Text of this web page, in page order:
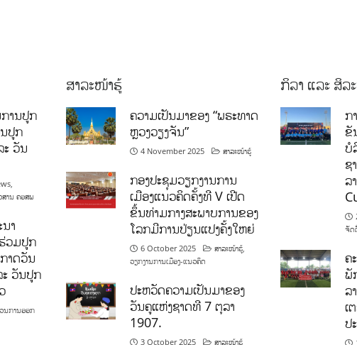
ານປູກ
ປູກ
ວັນ
,
ສານ ຄອສພ
າ
ວມປູກ
າດວັນ
ວັນປູກ
ນການອອກ
ສາລະໜ້າຮູ້
ຄວາມເປັນມາຂອງ “ພຣະທາດ
ຫຼວງວຽງຈັນ”
4 November 2025 ສາລະໜ້າຮູ້
ກອງປະຊຸມວຽກງານການ
ເມືອງແນວຄິດຄັ້ງທີ V ເປີດ
ຂຶ້ນທ່າມກາງສະພາບການຂອງ
ໂລກມີການປ່ຽນແປງຄັ້ງໃຫຍ່
6 October 2025 ສາລະໜ້າຮູ້,
ວຽກງານການເມືອງ-ແນວຄິດ
ປະຫວັດຄວາມເປັນມາຂອງ
ວັນຄູແຫ່ງຊາດທີ 7 ຕຸລາ
1907.
3 October 2025 ສາລະໜ້າຮູ້
ກິລາ ແລະ ສິລ
ກ
ຂັ
ບໍ
ຊ
ລ
ຈັດ
ຄ
ພັ
ລ
ເ
ປ